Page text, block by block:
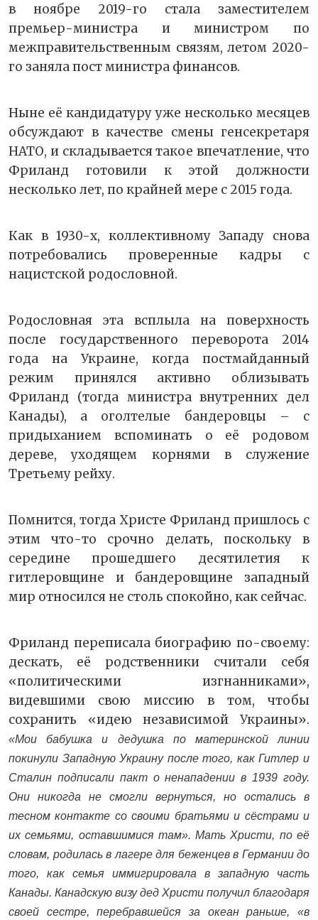
в ноябре 2019-го стала заместителем
премьер-министра и министром по
межправительственным связям, летом 2020-
го заняла пост министра финансов.
Ныне её кандидатуру уже несколько месяцев
обсуждают в качестве смены генсекретаря
НАТО, и складывается такое впечатление, что
Фриланд готовили к этой должности
несколько лет, по крайней мере с 2015 года.
Как в 1930-х, коллективному Западу снова
потребовались проверенные кадры с
нацистской родословной.
Родословная эта всплыла на поверхность
после государственного переворота 2014
года на Украине, когда постмайданный
режим принялся активно облизывать
Фриланд (тогда министра внутренних дел
Канады), а оголтелые бандеровцы – с
придыханием вспоминать о её родовом
дереве, уходящем корнями в служение
Третьему рейху.
Помнится, тогда Христе Фриланд пришлось с
этим что-то срочно делать, поскольку в
середине прошедшего десятилетия к
гитлеровщине и бандеровщине западный
мир относился не столь спокойно, как сейчас.
Фриланд переписала биографию по-своему:
дескать, её родственники считали себя
«политическими изгнанниками»,
видевшими свою миссию в том, чтобы
сохранить «идею независимой Украины».
«Мои бабушка и дедушка по материнской линии
покинули Западную Украину после того, как Гитлер и
Сталин подписали пакт о ненападении в 1939 году.
Они никогда не смогли вернуться, но остались в
тесном контакте со своими братьями и сёстрами и
их семьями, оставшимися там». Мать Христи, по её
словам, родилась в лагере для беженцев в Германии до
того, как семья иммигрировала в западную часть
Канады. Канадскую визу дед Христи получил благодаря
своей сестре, перебравшейся за океан раньше, «в